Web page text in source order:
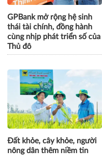
GPBank mở rộng hệ sinh
thái tài chính, đồng hành
cùng nhịp phát triển số của
Thủ đô
Đất khỏe, cây khỏe, người
nông dân thêm niềm tin